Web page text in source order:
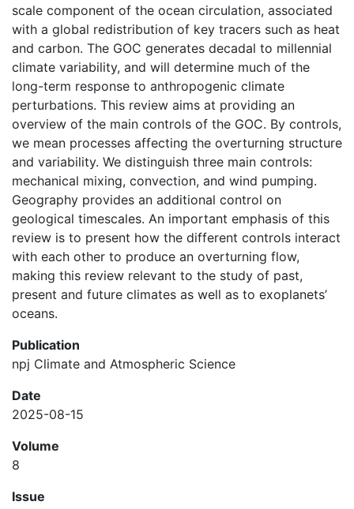
scale component of the ocean circulation, associated
with a global redistribution of key tracers such as heat
and carbon. The GOC generates decadal to millennial
climate variability, and will determine much of the
long-term response to anthropogenic climate
perturbations. This review aims at providing an
overview of the main controls of the GOC. By controls,
we mean processes affecting the overturning structure
and variability. We distinguish three main controls:
mechanical mixing, convection, and wind pumping.
Geography provides an additional control on
geological timescales. An important emphasis of this
review is to present how the different controls interact
with each other to produce an overturning flow,
making this review relevant to the study of past,
present and future climates as well as to exoplanets’
oceans.
Publication
npj Climate and Atmospheric Science
Date
2025-08-15
Volume
8
Issue